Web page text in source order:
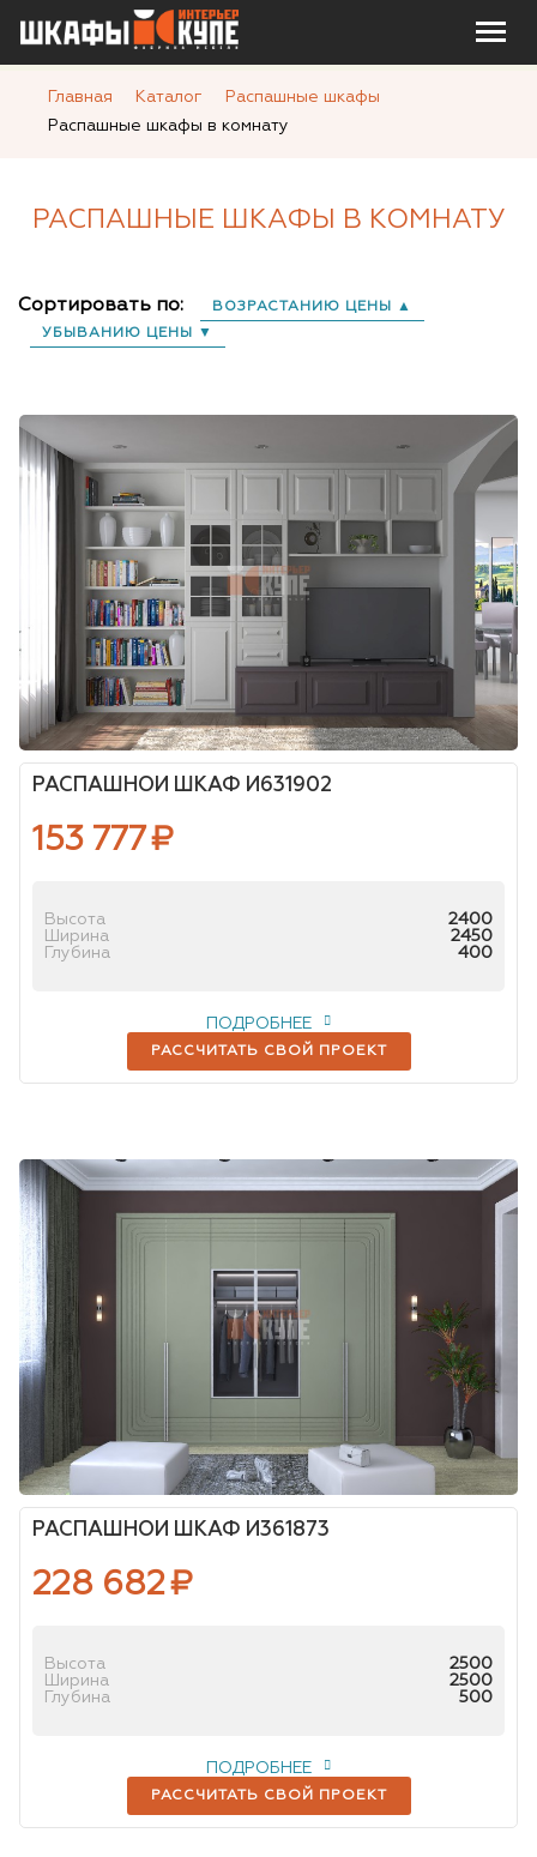
Главная Каталог
Распашные шкафы
Распашные шкафы в комнату
РАСПАШНЫЕ ШКАФЫ В КОМНАТУ
Сортировать по:
ВОЗРАСТАНИЮ ЦЕНЫ ▲
УБЫВАНИЮ ЦЕНЫ ▼
РАСПАШНОЙ ШКАФ И631902
153 777₽
Высота
2400
Ширина
2450
Глубина
400
РАССЧИТАТЬ СВОЙ ПРОЕКТ
ПОДРОБНЕЕ
РАСПАШНОЙ ШКАФ И361873
228 682₽
Высота
2500
Ширина
2500
Глубина
500
РАССЧИТАТЬ СВОЙ ПРОЕКТ
ПОДРОБНЕЕ